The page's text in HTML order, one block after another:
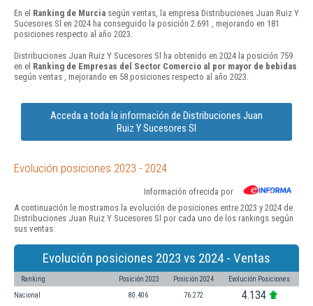
En el Ranking de Murcia según ventas, la empresa Distribuciones Juan Ruiz Y
Sucesores Sl en 2024 ha conseguido la posición 2.691 , mejorando en 181
posiciones respecto al año 2023.
Distribuciones Juan Ruiz Y Sucesores Sl ha obtenido en 2024 la posición 759
en el Ranking de Empresas del Sector Comercio al por mayor de bebidas
según ventas , mejorando en 58 posiciones respecto al año 2023.
Acceda a toda la información de Distribuciones Juan
Ruiz Y Sucesores Sl
Evolución posiciones 2023 - 2024
Información ofrecida por
A continuación le mostramos la evolución de posiciones entre 2023 y 2024 de
Distribuciones Juan Ruiz Y Sucesores Sl por cada uno de los rankings según
sus ventas:
Evolución posiciones 2023 vs 2024 - Ventas
Ranking Posición 2023 Posición 2024 Evolución Posiciones
Nacional 80.406 76.272 4.134